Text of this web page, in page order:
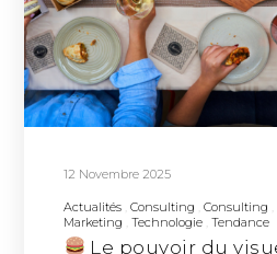
12 Novembre 2025
Actualités Consulting Consulting
Marketing
Technologie Tendance
Le pouvoir du